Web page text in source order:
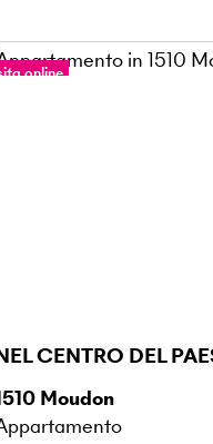
online
CENTRO DEL
Moudon